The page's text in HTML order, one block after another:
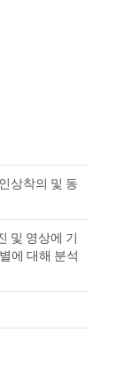
상착의 및 동
및 영상에 기
에 대해 분석